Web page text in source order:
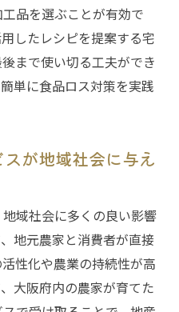
品を選ぶことが有効で
したレシピを提案する宅
まで使い切る工夫ができ
単に食品ロス対策を実践
が地域社会に与え
域社会に多くの良い影響
地元農家と消費者が直接
性化や農業の持続性が高
大阪府内の農家が育てた